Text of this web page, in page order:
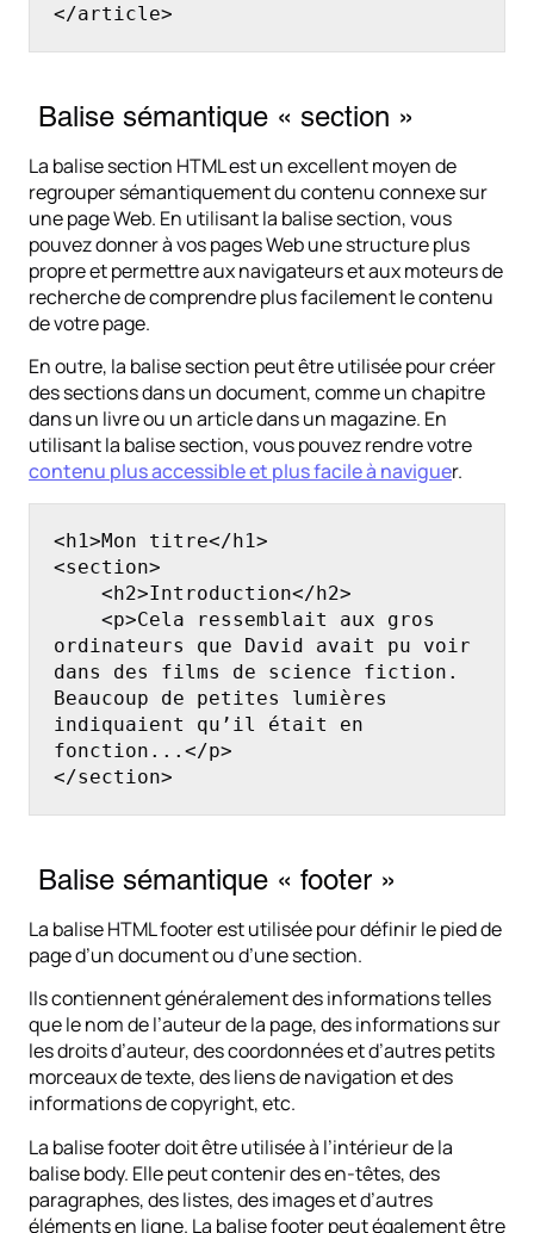
</article>
Balise sémantique « section »
La balise section HTML est un excellent moyen de
regrouper sémantiquement du contenu connexe sur
une page Web. En utilisant la balise section, vous
pouvez donner à vos pages Web une structure plus
propre et permettre aux navigateurs et aux moteurs de
recherche de comprendre plus facilement le contenu
de votre page.
En outre, la balise section peut être utilisée pour créer
des sections dans un document, comme un chapitre
dans un livre ou un article dans un magazine. En
utilisant la balise section, vous pouvez rendre votre
contenu plus accessible et plus facile à naviguer.
<h1>Mon titre</h1>
<section>
ordinateurs que David avait pu voir
dans des films de science fiction.
Beaucoup de petites lumières
indiquaient qu’il était en
fonction...</p>
</section>
Balise sémantique « footer »
La balise HTML footer est utilisée pour définir le pied de
page d’un document ou d’une section.
Ils contiennent généralement des informations telles
que le nom de l’auteur de la page, des informations sur
les droits d’auteur, des coordonnées et d’autres petits
morceaux de texte, des liens de navigation et des
informations de copyright, etc.
La balise footer doit être utilisée à l’intérieur de la
balise body. Elle peut contenir des en-têtes, des
paragraphes, des listes, des images et d’autres
éléments en ligne. La balise footer peut également être